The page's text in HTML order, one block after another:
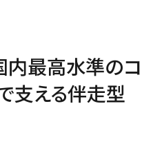
最高水準のコ
支える伴走型